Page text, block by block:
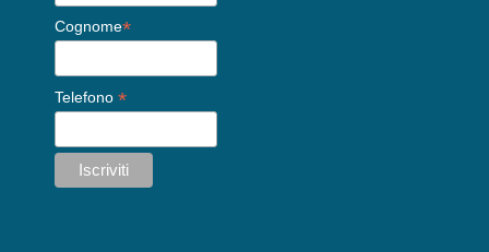
Cognome*
Telefono *